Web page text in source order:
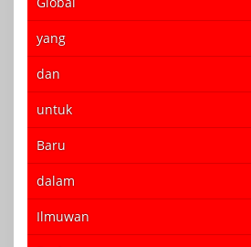
yang
dan
untuk
Baru
dalam
Ilmuwan